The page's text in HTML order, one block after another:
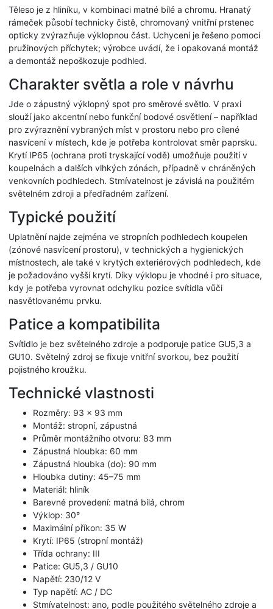
Těleso je z hliníku, v kombinaci matné bílé a chromu. Hranatý
rámeček působí technicky čistě, chromovaný vnitřní prstenec
opticky zvýrazňuje výklopnou část. Uchycení je řešeno pomocí
pružinových příchytek; výrobce uvádí, že i opakovaná montáž
a demontáž nepoškozuje podhled.
Charakter světla a role v návrhu
Jde o zápustný výklopný spot pro směrové světlo. V praxi
slouží jako akcentní nebo funkční bodové osvětlení – například
pro zvýraznění vybraných míst v prostoru nebo pro cílené
nasvícení v místech, kde je potřeba kontrolovat směr paprsku.
Krytí IP65 (ochrana proti tryskající vodě) umožňuje použití v
koupelnách a dalších vlhkých zónách, případně v chráněných
venkovních podhledech. Stmívatelnost je závislá na použitém
světelném zdroji a předřadném zařízení.
Typické použití
Uplatnění najde zejména ve stropních podhledech koupelen
(zónové nasvícení prostoru), v technických a hygienických
místnostech, ale také v krytých exteriérových podhledech, kde
je požadováno vyšší krytí. Díky výklopu je vhodné i pro situace,
kdy je potřeba vyrovnat odchylku pozice svítidla vůči
nasvětlovanému prvku.
Patice a kompatibilita
Svítidlo je bez světelného zdroje a podporuje patice GU5,3 a
GU10. Světelný zdroj se fixuje vnitřní svorkou, bez použití
pojistného kroužku.
Technické vlastnosti
Rozměry: 93 x 93 mm
Montáž: stropní, zápustná
Průměr montážního otvoru: 83 mm
Zápustná hloubka: 60 mm
Zápustná hloubka (do): 90 mm
Hloubka dutiny: 45–75 mm
Materiál: hliník
Barevné provedení: matná bílá, chrom
Výklop: 30°
Maximální příkon: 35 W
Krytí: IP65 (stropní montáž)
Třída ochrany: III
Patice: GU5,3 / GU10
Napětí: 230/12 V
Typ napětí: AC / DC
Stmívatelnost: ano, podle použitého světelného zdroje a